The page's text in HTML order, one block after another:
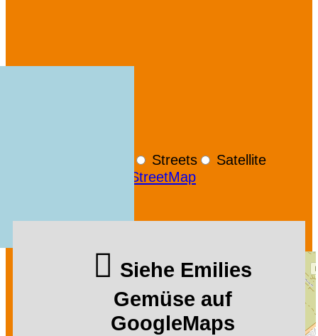
Streets
Satellite
OpenStreetMap
Siehe Emilies
Gemüse auf
GoogleMaps